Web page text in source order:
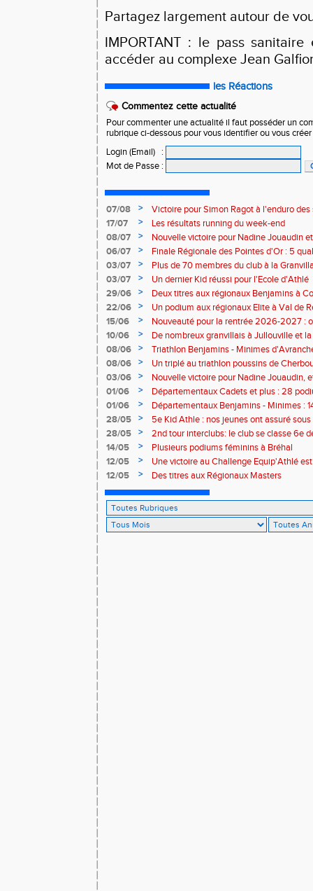
Partagez largement autour de
IMPORTANT : le pass
accéder au complexe Jean
les Réactions
Commentez cette actualité
Pour commenter une actualité il faut posséder un
rubrique ci-dessous pour vous identifier ou vous
Login (Email)
:
Mot de Passe :
07/08 >
Victoire pour Simon Ragot à l'enduro des
17/07
>
Les résultats running du week-end
08/07
>
Nouvelle victoire pour Nadine Jouaudin
06/07
>
Finale Régionale des Pointes d'Or : 5
03/07
>
Plus de 70 membres du club à la
03/07
>
Un dernier Kid réussi pour l'Ecole d'Athlé
29/06
>
Deux titres aux régionaux Benjamins à
22/06
>
Un podium aux régionaux Elite à Val de
15/06
>
Nouveauté pour la rentrée 2026-2027 :
Baby Athlé
10/06 >
De nombreux granvillais à Jullouville et
Jouaudin et Marius Delchard
08/06 >
Triathlon Benjamins - Minimes
victoire
08/06 >
Un triplé au triathlon poussins de
03/06
>
Nouvelle victoire pour Nadine Jouaudin,
granvillais à Saint-Loup
01/06 >
Départementaux Cadets et plus : 28
01/06
>
Départementaux Benjamins - Minimes :
28/05
>
5e Kid Athle : nos jeunes ont assuré
28/05
>
2nd tour interclubs: le club se classe 6e
14/05
>
Plusieurs podiums féminins à Bréhal
12/05
>
Une victoire au Challenge Equip'Athlé
12/05
> Des titres aux Régionaux Masters